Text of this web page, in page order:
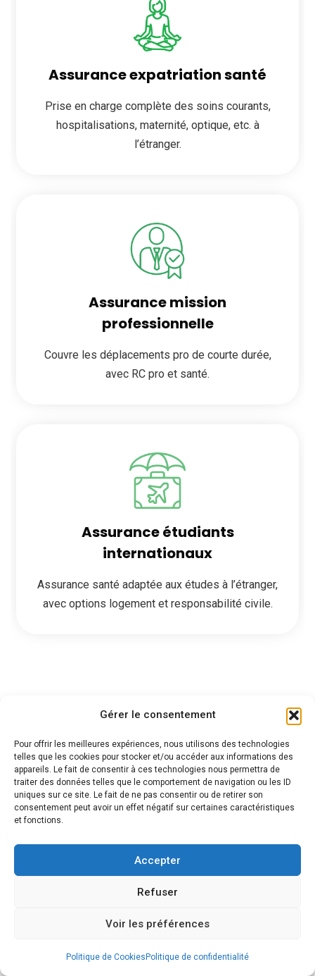
Gérer le consentement
Pour offrir les meilleures expériences, nous utilisons des technologies
telles que les cookies pour stocker et/ou accéder aux informations des
appareils. Le fait de consentir à ces technologies nous permettra de
traiter des données telles que le comportement de navigation ou les ID
uniques sur ce site. Le fait de ne pas consentir ou de retirer son
consentement peut avoir un effet négatif sur certaines caractéristiques
et fonctions.
Accepter
Refuser
Voir les préférences
Politique de Cookies Politique de confidentialité
Assurance expatriation santé
Prise en charge complète des soins courants,
hospitalisations, maternité, optique, etc. à
l’étranger.
Assurance mission
professionnelle
Couvre les déplacements pro de courte durée,
avec RC pro et santé.
Assurance étudiants
internationaux
Assurance santé adaptée aux études à l’étranger,
avec options logement et responsabilité civile.
ASSURANCES PARTICULIERS
Assurance Obsèques et
Décès
Anticipez l’avenir pour soulager vos proches.
Préparer ses obsèques ou assurer un capital décès
accompagnons dans le choix d’uneassurance